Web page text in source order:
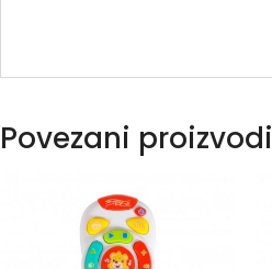
Povezani proizvodi